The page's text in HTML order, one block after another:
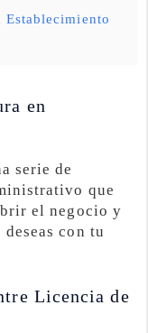
en
serie de
que
el negocio y
con tu
Licencia de